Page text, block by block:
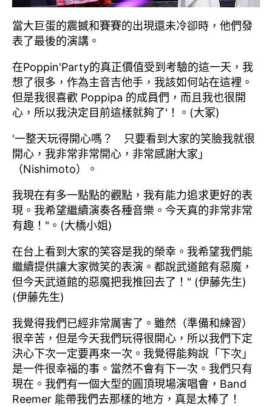
當大巨蛋的震撼和賽賽的出現還未冷卻時，他們發
表了最後的演講。
在Poppin'Party的真正價值受到考驗的這一天，我
想了很多，作為主音吉他手，我該如何站在這裡。
但是我很喜歡 Poppipa 的成員們，而且我也很開
心，所以我決定目前這樣就夠了'！。(大冢)
'一整天玩得開心嗎？ 只要看到大家的笑臉我就很
開心，我非常非常開心，非常感謝大家」
（Nishimoto）。
我現在有多一點點的觀點，我有能力追求更好的表
現。我希望繼續演奏各種音樂。今天真的非常非常
有趣！"。(大橋小姐)
在台上看到大家的笑容是我的榮幸。我希望我們能
繼續提供讓大家微笑的表演。都說武道館有惡魔，
但今天武道館的惡魔把我推回去了！" (伊藤先生)
(伊藤先生)
我覺得我們已經非常厲害了。雖然（準備和練習）
很辛苦，但是今天我們玩得很開心，所以我們下定
決心下次一定要再來一次。我覺得能夠說「下次」
是一件很幸福的事。當然不會有下一次。我們只有
現在。我們有一個大型的圓頂現場演唱會，Band
Reemer 能帶我們去那樣的地方，真是太棒了！